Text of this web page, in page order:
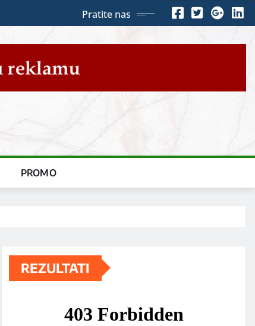
Pratite nas
PROMO
REZULTATI